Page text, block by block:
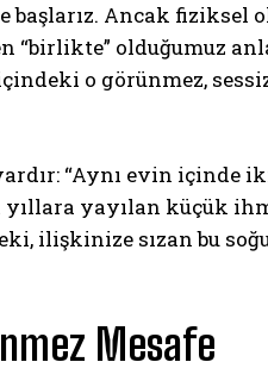
Ancak fiziksel
olduğumuz
o görünmez,
“Aynı evin içinde
yayılan küçük
ilişkinize sızan bu
Mesafe